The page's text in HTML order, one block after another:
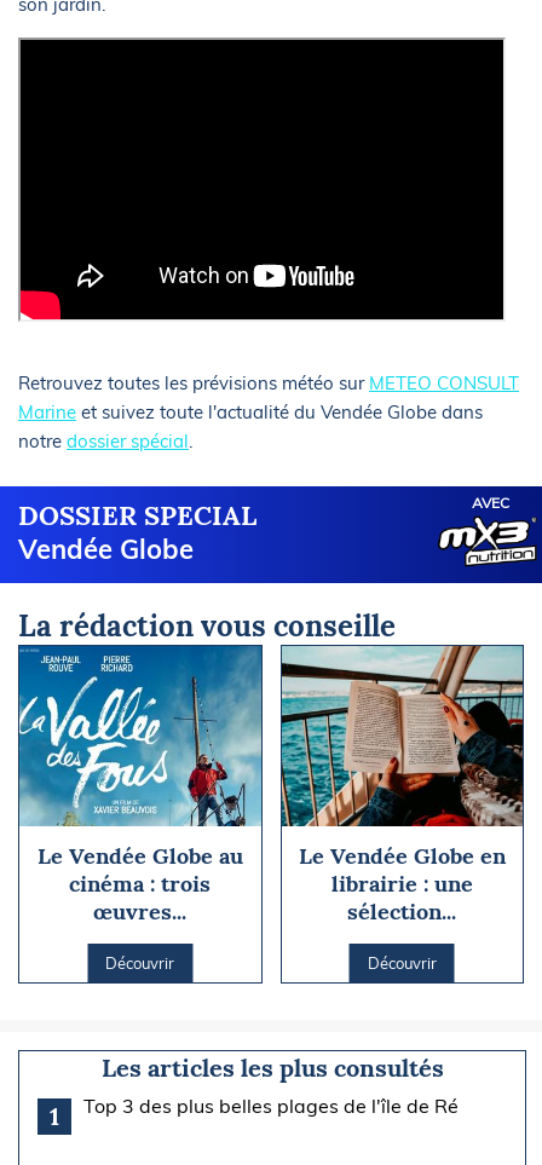
Retrouvez toutes les prévisions météo sur METEO CONSULT
Marine et suivez toute l'actualité du Vendée Globe dans
notre dossier spécial
DOSSIER SPECIAL
Vendée Globe
AVEC
La rédaction vous conseille
Le Vendée Globe au
cinéma : trois
œuvres...
Découvrir
Le Vendée Globe en
librairie : une
sélection...
Découvrir
Les articles les plus consultés
1
Top 3 des plus belles plages de l'île de Ré